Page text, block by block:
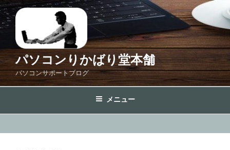
コ
ン
テ
ス
プ
パソコンりかばり堂本舗
パソコンサポートブログ
メニュー